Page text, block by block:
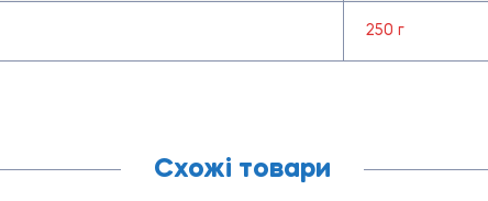
250 г
Схожі товари